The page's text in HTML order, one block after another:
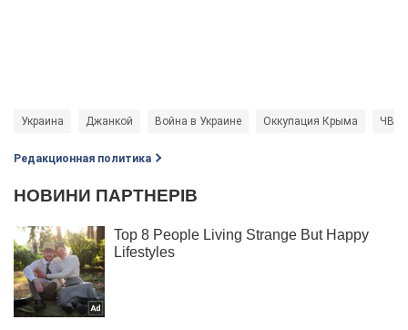
Украина Джанкой Война в Украине Оккупация Крыма ЧВК
Редакционная политика